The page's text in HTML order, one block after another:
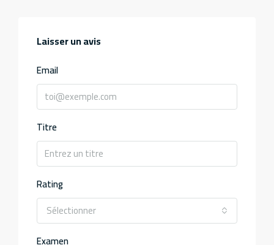
Laisser un avis
Email
Titre
Rating
Sélectionner
Examen